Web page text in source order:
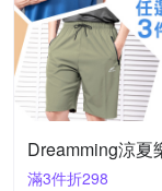
Dreamming涼夏
滿3件折298